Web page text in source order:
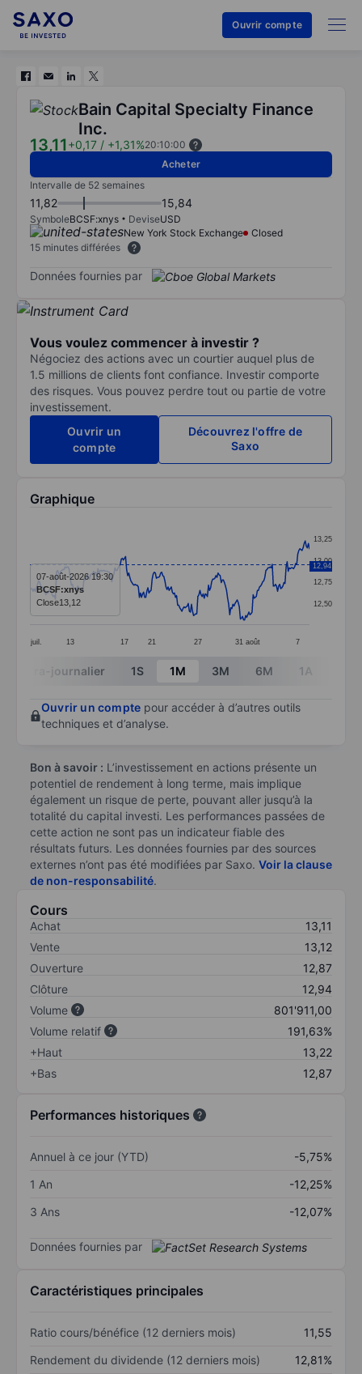
Ouvrir compte
Bain Capital Specialty Finance
Inc.
13,11+0,17 / +1,31%20:10:00
Acheter
Intervalle de 52 semaines
11,82 15,84
SymboleBCSF:xnys DeviseUSD
New York Stock Exchange
Closed
15 minutes différées
Données fournies par
Vous voulez commencer à investir ?
Négociez des actions avec un courtier auquel plus de
1.5 millions de clients font confiance. Investir comporte
des risques. Vous pouvez perdre tout ou partie de votre
investissement.
Ouvrir un
compte
Découvrez l'offre de
Saxo
Graphique
Line chart with 264 data points.
The chart has 1 X axis displaying categories.
The chart has 1 Y axis displaying values. Data ranges
juil. 13 17 21 27 31 août 7
12,50
12,75
13,00
13,25
12,94
07-août-2026 19:30
BCSF:xnys
Close13,12
End of interactive chart.
Intra-journalier 1S 1M 3M 6M 1A
Ouvrir un compte pour accéder à d’autres outils
techniques et d’analyse.
Bon à savoir : L’investissement en actions présente un
potentiel de rendement à long terme, mais implique
également un risque de perte, pouvant aller jusqu’à la
totalité du capital investi. Les performances passées de
cette action ne sont pas un indicateur fiable des
résultats futurs. Les données fournies par des sources
externes n’ont pas été modifiées par Saxo. Voir la clause
de non-responsabilité.
Cours
Achat
13,11
Vente
13,12
Ouverture
12,87
Clôture
12,94
Volume
801'911,00
Volume relatif
191,63%
+Haut
13,22
+Bas
12,87
Performances historiques
Annuel à ce jour (YTD)
-5,75%
1 An
-12,25%
3 Ans
-12,07%
Données fournies par
Caractéristiques principales
Ratio cours/bénéfice (12 derniers mois)
11,55
Rendement du dividende (12 derniers mois)
12,81%